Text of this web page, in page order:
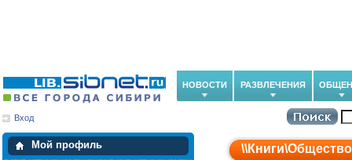
НОВОСТИ РАЗВЛЕЧЕНИЯ
Вход
Мой профиль
Мои закладки
\\Книги\Общество